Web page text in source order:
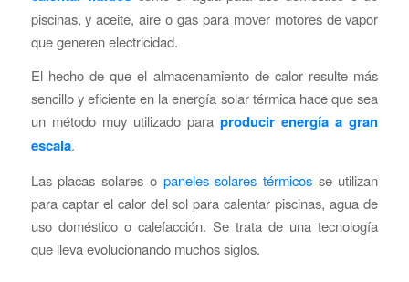
piscinas, y aceite, aire o gas para mover motores de vapor
que generen electricidad.
El hecho de que el almacenamiento de calor resulte más
sencillo y eficiente en la energía solar térmica hace que sea
un método muy utilizado paraproducir energía a gran
escala.
Las placas solares o paneles solares térmicosse utilizan
para captar el calor del sol para calentar piscinas, agua de
uso doméstico o calefacción. Se trata de una tecnología
que lleva evolucionando muchos siglos.